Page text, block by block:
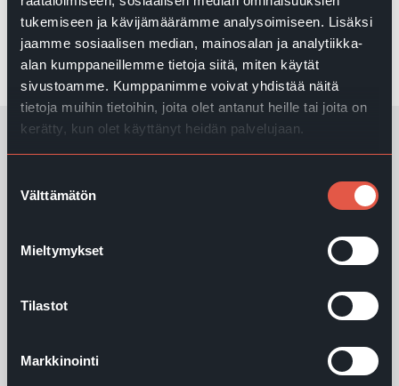
tukemiseen ja kävijämäärämme analysoimiseen. Lisäksi
jaamme sosiaalisen median, mainosalan ja analytiikka-
alan kumppaneillemme tietoja siitä, miten käytät
sivustoamme. Kumppanimme voivat yhdistää näitä
tietoja muihin tietoihin, joita olet antanut heille tai joita on
kerätty, kun olet käyttänyt heidän palvelujaan.
valinta
Välttämätön
Mieltymykset
Tilastot
Markkinointi
Sivu avautuu uudessa ikkunassa
↗︎ Tee kertalahjoitus nyt
Lisää ajankohtaista